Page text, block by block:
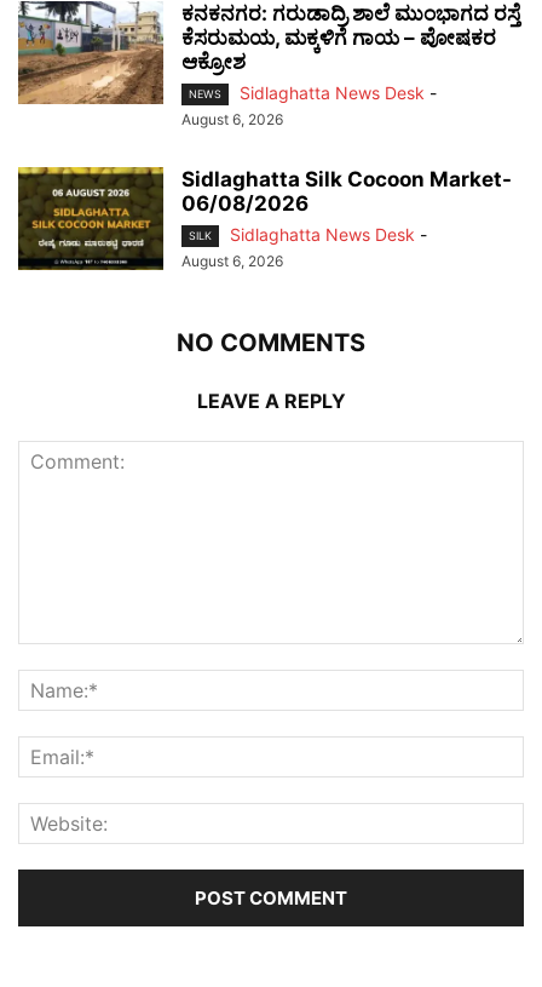
ಕನಕನಗರ: ಗರುಡಾದ್ರಿ ಶಾಲೆ ಮುಂಭಾಗದ ರಸ್ತೆ
ಕೆಸರುಮಯ, ಮಕ್ಕಳಿಗೆ ಗಾಯ – ಪೋಷಕರ
ಆಕ್ರೋಶ
NEWS Sidlaghatta News Desk -
August 6, 2026
Sidlaghatta Silk Cocoon Market-
06/08/2026
SILK Sidlaghatta News Desk -
August 6, 2026
NO COMMENTS
LEAVE A REPLY